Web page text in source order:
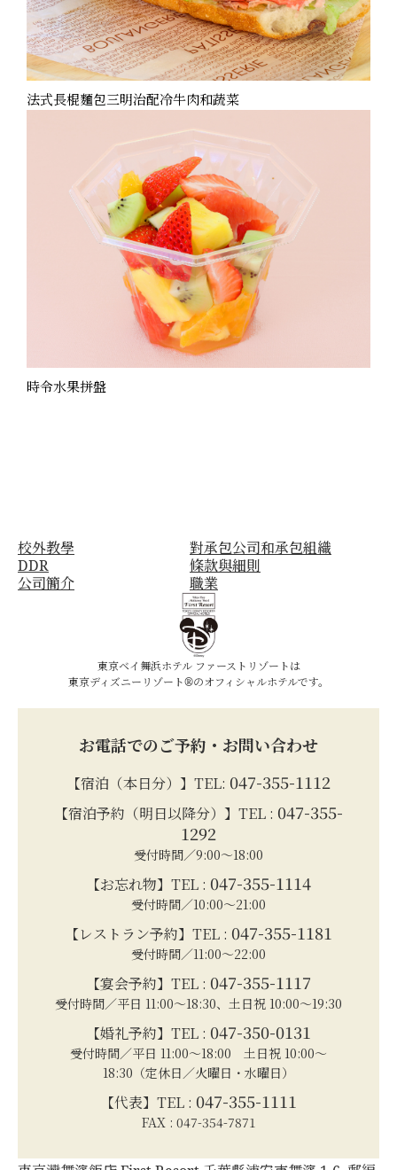
法式長棍麵包三明治配冷牛肉和蔬菜
時令水果拼盤
校外教學
對承包公司和承包組織
DDR
條款與細則
公司簡介
職業
東京ベイ舞浜ホテル ファーストリゾートは
東京ディズニーリゾート®のオフィシャルホテルです。
お電話でのご予約・お問い合わせ
【宿泊（本日分）】TEL: 047-355-1112
【宿泊予約（明日以降分）】TEL : 047-355-
1292
受付時間／9:00～18:00
【お忘れ物】TEL : 047-355-1114
受付時間／10:00～21:00
【レストラン予約】TEL : 047-355-1181
受付時間／11:00～22:00
【宴会予約】TEL : 047-355-1117
受付時間／平日 11:00～18:30、土日祝 10:00～19:30
【婚礼予約】TEL : 047-350-0131
受付時間／平日 11:00～18:00 土日祝 10:00～
18:30（定休日／火曜日・水曜日）
【代表】TEL : 047-355-1111
FAX : 047-354-7871